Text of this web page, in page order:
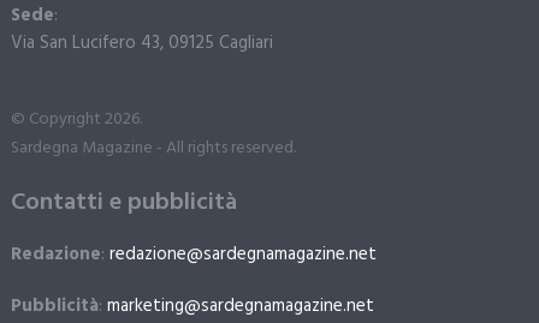
Sede:
Via San Lucifero 43, 09125 Cagliari
© Copyright 2026.
Sardegna Magazine - All rights reserved.
Contatti e pubblicità
Redazione: redazione@sardegnamagazine.net
Pubblicità: marketing@sardegnamagazine.net